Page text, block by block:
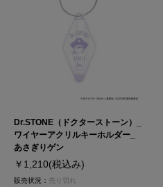
Dr.STONE（ドクターストーン）_
ワイヤーアクリルキーホルダー_
あさぎりゲン
￥1,210(税込み)
販売状況： 売り切れ